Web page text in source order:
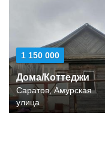
1 150 000
Дома/Коттеджи
Саратов, Амурская
улица